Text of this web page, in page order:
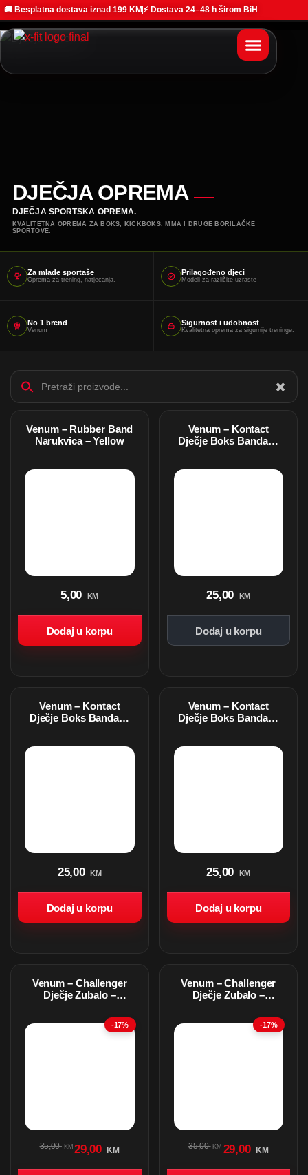
🚚 Besplatna dostava iznad 199 KM ⚡ Dostava 24–48 h širom BiH
DJEČJA OPREMA
DJEČJA SPORTSKA OPREMA.
KVALITETNA OPREMA ZA BOKS, KICKBOKS, MMA I DRUGE BORILAČKE
SPORTOVE.
Za mlade sportaše
Oprema za trening, natjecanja.
Prilagođeno djeci
Modeli za različite uzraste
No 1 brend
Venum
Sigurnost i udobnost
Kvalitetna oprema za sigurnije treninge.
Venum – Rubber Band
Narukvica – Yellow
5,00 KM
Dodaj u korpu
Venum – Kontact
Dječje Boks Bandaže
25,00 KM
Dodaj u korpu
Venum – Kontact
Dječje Boks Bandaže
25,00 KM
Dodaj u korpu
Venum – Kontact
Dječje Boks Bandaže
25,00 KM
Dodaj u korpu
Venum – Challenger
Dječje Zubalo –
-17%
35,00 KM 29,00 KM
Venum – Challenger
Dječje Zubalo –
-17%
35,00 KM 29,00 KM